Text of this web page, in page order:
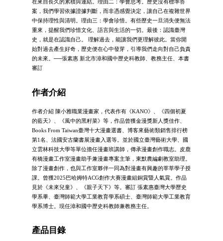
在來自長久的累積與連結。理由二：學會思考。歷史沒有標準答
案，我們學習依據證據判斷，而非憑感覺決定，讓自己在複雜世界
中保持理性與清明。理由三：學會珍惜。有些歷史一旦消失便無法
重來，提醒我們珍惜文化、語言與生活的一切。最後：認識臺灣
史，就是在認識自己。 理解過去，能讓我們更理解彼此。當你開
始對過去產生好奇，歷史便在心中發芽，引導我們走向對自己負責
的未來。──張素惠 新北市漳和國中歷史科教師、教務主任、本書
審訂
作者介紹
作者介紹 陳小雅職業漫畫家，代表作有《KANO》、《四個初夏
的藍天》、《風中的黑籽菜》等，作品曾獲金漫獎新人獎佳作、
Books From Taiwan臺灣十大漫畫選書、博客來藝術類銷售排行榜
第1名、法國安古蘭書展漫畫入選等。並於國立臺灣藝術大學、國
立雲林科技大學等單位擔任漫畫班講師，傳承漫畫創作職志。皮鹿
有橋漫畫工作室漫畫助手兼漫畫專案主筆，東默農編劇教室助理。
除了漫畫創作，也與工作室夥伴一同為對漫畫有興趣的莘莘學子授
課。曾獲2025巴哈姆特ACG創作大賽漫畫組銅賞暨人氣賞。作品
見於《未來兒童》、《親子天下》等。審訂 張素惠臺灣大學歷史
學系畢、臺灣師範大學工業教育學系碩士、臺灣師範大學工業教育
學系博士。現任漳和國中歷史科教師兼教務主任。
產品目錄